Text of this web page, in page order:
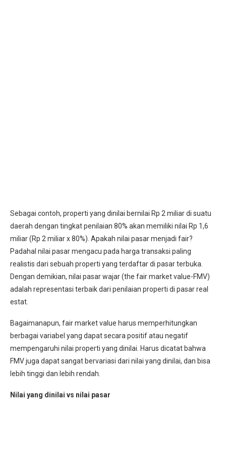
Sebagai contoh, properti yang dinilai bernilai Rp 2 miliar di suatu
daerah dengan tingkat penilaian 80% akan memiliki nilai Rp 1,6
miliar (Rp 2 miliar x 80%). Apakah nilai pasar menjadi fair?
Padahal nilai pasar mengacu pada harga transaksi paling
realistis dari sebuah properti yang terdaftar di pasar terbuka.
Dengan demikian, nilai pasar wajar (the fair market value-FMV)
adalah representasi terbaik dari penilaian properti di pasar real
estat.
Bagaimanapun, fair market value harus memperhitungkan
berbagai variabel yang dapat secara positif atau negatif
mempengaruhi nilai properti yang dinilai. Harus dicatat bahwa
FMV juga dapat sangat bervariasi dari nilai yang dinilai, dan bisa
lebih tinggi dan lebih rendah.
Nilai yang dinilai vs nilai pasar